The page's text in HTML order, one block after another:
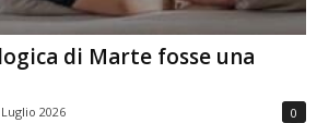
di Marte fosse una
Luglio 2026 0